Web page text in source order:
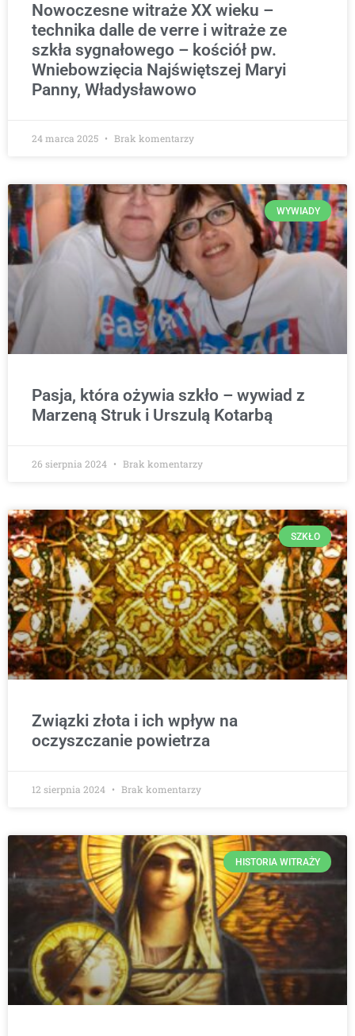
Nowoczesne witraże XX wieku –
technika dalle de verre i witraże ze
szkła sygnałowego – kościół pw.
Wniebowzięcia Najświętszej Maryi
Panny, Władysławowo
24 marca 2025 Brak komentarzy
WYWIADY
Pasja, która ożywia szkło – wywiad z
Marzeną Struk i Urszulą Kotarbą
26 sierpnia 2024 Brak komentarzy
SZKŁO
Związki złota i ich wpływ na
oczyszczanie powietrza
12 sierpnia 2024 Brak komentarzy
HISTORIA WITRAŻY